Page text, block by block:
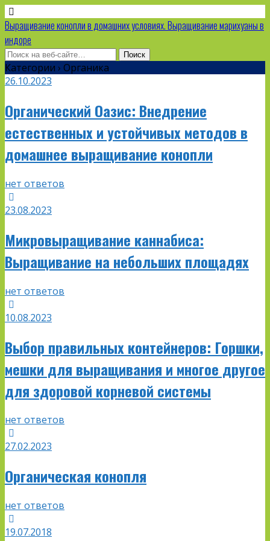
Выращивание конопли в домашних условиях. Выращивание марихуаны в
индоре
Категории › Органика
26.10.2023
Органический Оазис: Внедрение
естественных и устойчивых методов в
домашнее выращивание конопли
нет ответов
23.08.2023
Микровыращивание каннабиса:
Выращивание на небольших площадях
нет ответов
10.08.2023
Выбор правильных контейнеров: Горшки,
мешки для выращивания и многое другое
для здоровой корневой системы
нет ответов
27.02.2023
Органическая конопля
нет ответов
19.07.2018